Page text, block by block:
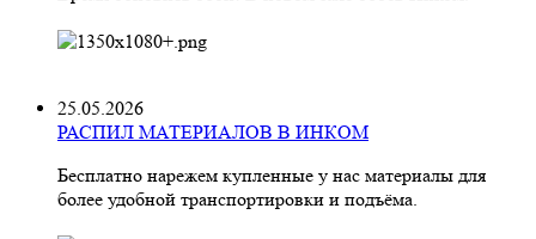
25.05.2026
РАСПИЛ МАТЕРИАЛОВ В ИНКОМ
Бесплатно нарежем купленные у нас материалы для
более удобной транспортировки и подъёма.